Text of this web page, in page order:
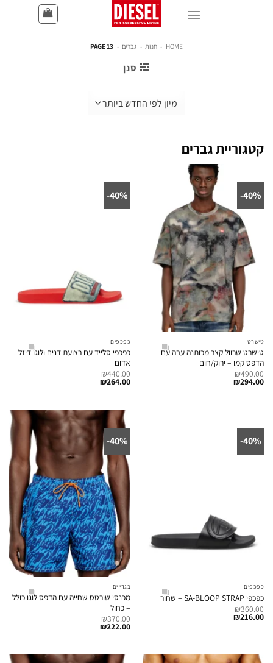
HOME
- חנות - גברים -
PAGE 13
סנן
קטגוריית גברים
40%-
טישרט
טישרט שרוול קצר מכותנה עבה עם
הדפס קמו – ירוק/חום
₪490.00
₪294.00
40%-
כפכפים
כפכפי סלייד עם רצועת דנים ולוגו דיזל –
אדום
₪440.00
₪264.00
40%-
כפכפים
כפכפי SA-BLOOP STRAP – שחור
₪360.00
₪216.00
40%-
בגדי ים
מכנסי שורטס שחייה עם הדפס לוגו כולל
– כחול
₪370.00
₪222.00